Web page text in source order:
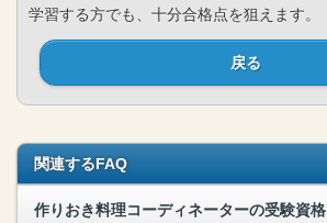
学習する方でも、十分合格点を狙えます。
戻る
関連するFAQ
作りおき料理コーディネーターの受験資格